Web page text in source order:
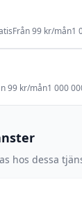
Från 99 kr/mån1
99 kr/mån1 000
hos dessa